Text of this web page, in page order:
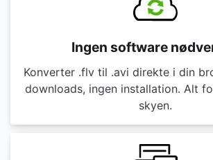
Ingen software
Konverter .flv til .avi direkte i din
downloads, ingen installation. Alt
skyen.